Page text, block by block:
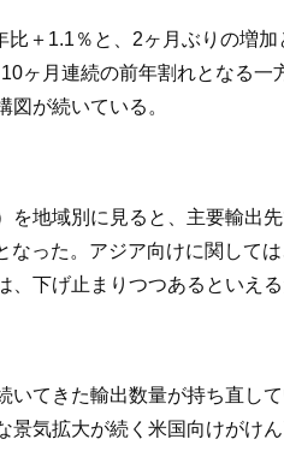
＋1.1％と、2ヶ月ぶりの増
ヶ月連続の前年割れとなる
が続いている。
地域別に見ると、主要輸出
った。アジア向けに関して
下げ止まりつつあるといえる
てきた輸出数量が持ち直し
気拡大が続く米国向けがけ